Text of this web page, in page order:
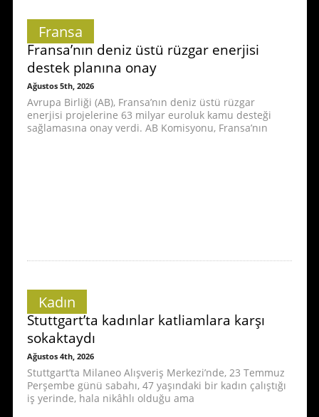
Fransa
Fransa’nın deniz üstü rüzgar enerjisi
destek planına onay
Ağustos 5th, 2026
Avrupa Birliği (AB), Fransa’nın deniz üstü rüzgar
enerjisi projelerine 63 milyar euroluk kamu desteği
sağlamasına onay verdi. AB Komisyonu, Fransa’nın
Kadın
Stuttgart’ta kadınlar katliamlara karşı
sokaktaydı
Ağustos 4th, 2026
Stuttgart’ta Milaneo Alışveriş Merkezi’nde, 23 Temmuz
Perşembe günü sabahı, 47 yaşındaki bir kadın çalıştığı
iş yerinde, hala nikâhlı olduğu ama